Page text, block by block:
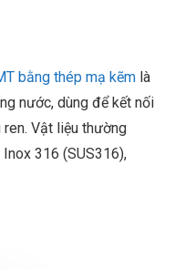
bằng thép mạ kẽm là
nước, dùng để kết nối
Vật liệu thường
316 (SUS316),